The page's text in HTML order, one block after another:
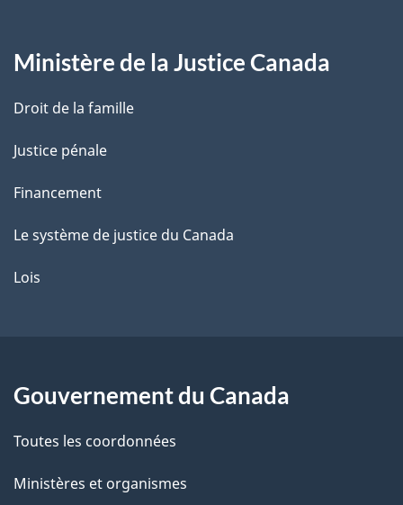
e
Ministère de la Justice Canada
Droit de la famille
Justice pénale
Financement
Le système de justice du Canada
Lois
Gouvernement du Canada
Toutes les coordonnées
Ministères et organismes